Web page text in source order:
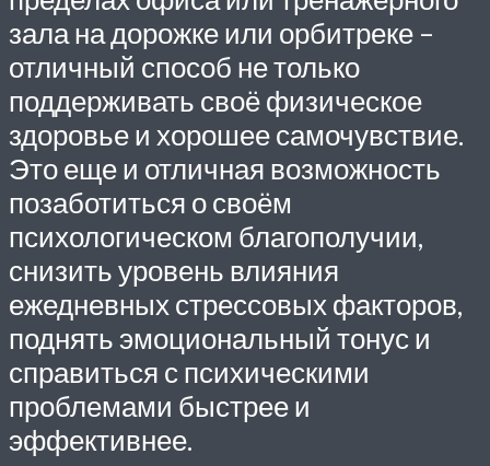
зала на дорожке или орбитреке –
отличный способ не только
поддерживать своё физическое
здоровье и хорошее самочувствие.
Это еще и отличная возможность
позаботиться о своём
психологическом благополучии,
снизить уровень влияния
ежедневных стрессовых факторов,
поднять эмоциональный тонус и
справиться с психическими
проблемами быстрее и
эффективнее.